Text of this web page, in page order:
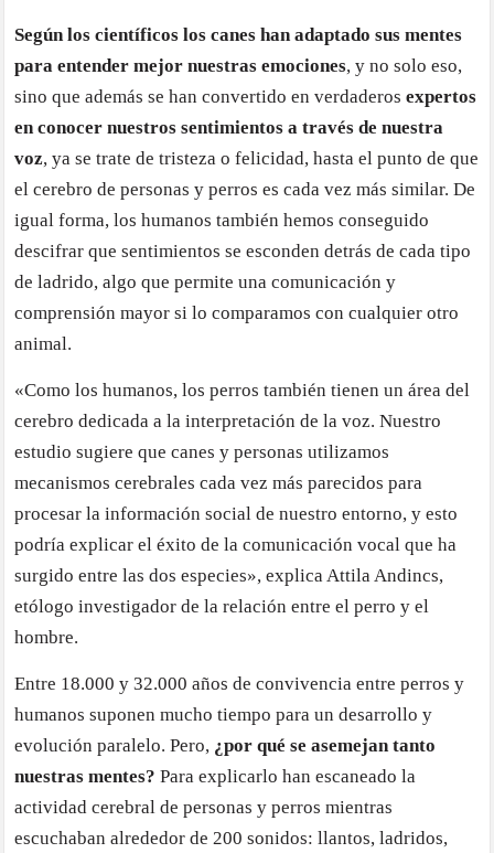
Según los científicos los canes han adaptado sus mentes
para entender mejor nuestras emociones, y no solo eso,
sino que además se han convertido en verdaderos expertos
en conocer nuestros sentimientos a través de nuestra
voz, ya se trate de tristeza o felicidad, hasta el punto de que
el cerebro de personas y perros es cada vez más similar. De
igual forma, los humanos también hemos conseguido
descifrar que sentimientos se esconden detrás de cada tipo
de ladrido, algo que permite una comunicación y
comprensión mayor si lo comparamos con cualquier otro
animal.
«Como los humanos, los perros también tienen un área del
cerebro dedicada a la interpretación de la voz. Nuestro
estudio sugiere que canes y personas utilizamos
mecanismos cerebrales cada vez más parecidos para
procesar la información social de nuestro entorno, y esto
podría explicar el éxito de la comunicación vocal que ha
surgido entre las dos especies», explica Attila Andincs,
etólogo investigador de la relación entre el perro y el
hombre.
Entre 18.000 y 32.000 años de convivencia entre perros y
humanos suponen mucho tiempo para un desarrollo y
evolución paralelo. Pero, ¿por qué se asemejan tanto
nuestras mentes? Para explicarlo han escaneado la
actividad cerebral de personas y perros mientras
escuchaban alrededor de 200 sonidos: llantos, ladridos,